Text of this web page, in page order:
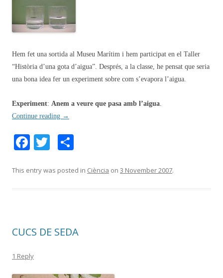
Hem fet una sortida al Museu Marítim i hem participat en el Taller
“Història d’una gota d’aigua”. Després, a la classe, he pensat que seria
una bona idea fer un experiment sobre com s’evapora l’aigua.
Experiment: Anem a veure que pasa amb l’aigua.
Continue reading →
F
e
k
T
itt ar
This entry was posted in Ciència on 3 November 2007.
CUCS DE SEDA
1 Reply